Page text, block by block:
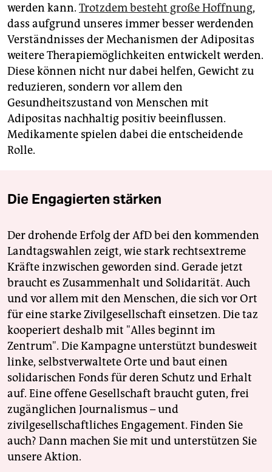
werden kann. Trotzdem besteht große Hoffnung,
dass aufgrund unseres immer besser werdenden
Verständnisses der Mechanismen der Adipositas
weitere Therapiemöglichkeiten entwickelt werden.
Diese können nicht nur dabei helfen, Gewicht zu
reduzieren, sondern vor allem den
Gesundheitszustand von Menschen mit
Adipositas nachhaltig positiv beeinflussen.
Medikamente spielen dabei die entscheidende
Rolle.
Die Engagierten stärken
Der drohende Erfolg der AfD bei den kommenden
Landtagswahlen zeigt, wie stark rechtsextreme
Kräfte inzwischen geworden sind. Gerade jetzt
braucht es Zusammenhalt und Solidarität. Auch
und vor allem mit den Menschen, die sich vor Ort
für eine starke Zivilgesellschaft einsetzen. Die taz
kooperiert deshalb mit "Alles beginnt im
Zentrum". Die Kampagne unterstützt bundesweit
linke, selbstverwaltete Orte und baut einen
solidarischen Fonds für deren Schutz und Erhalt
auf. Eine offene Gesellschaft braucht guten, frei
zugänglichen Journalismus – und
zivilgesellschaftliches Engagement. Finden Sie
auch? Dann machen Sie mit und unterstützen Sie
unsere Aktion.